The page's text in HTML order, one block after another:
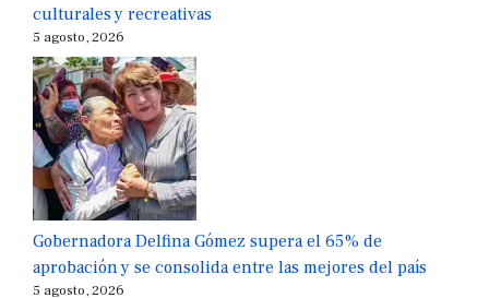
culturales y recreativas
5 agosto, 2026
Gobernadora Delfina Gómez supera el 65% de
aprobación y se consolida entre las mejores del país
5 agosto, 2026